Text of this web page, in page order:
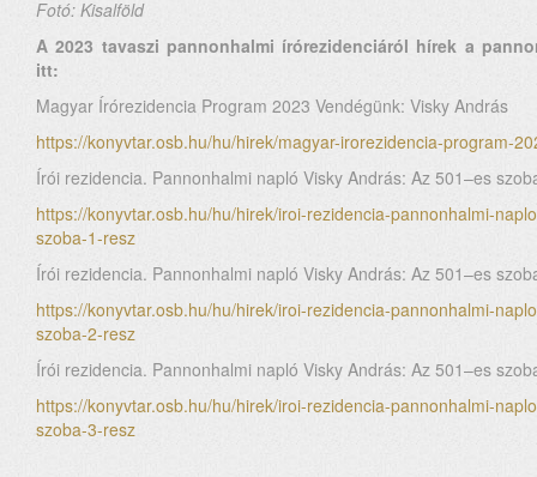
Fotó: Kisalföld
A 2023 tavaszi pannonhalmi írórezidenciáról hírek a
itt:
Magyar Írórezidencia Program 2023 Vendégünk: Visky András
https://konyvtar.osb.hu/hu/hirek/magyar-irorezidencia-program-
Írói rezidencia. Pannonhalmi napló Visky András: Az 501–es
https://konyvtar.osb.hu/hu/hirek/iroi-rezidencia-pannonhalmi-
szoba-1-resz
Írói rezidencia. Pannonhalmi napló Visky András: Az 501–es
https://konyvtar.osb.hu/hu/hirek/iroi-rezidencia-pannonhalmi-
szoba-2-resz
Írói rezidencia. Pannonhalmi napló Visky András: Az 501–es
https://konyvtar.osb.hu/hu/hirek/iroi-rezidencia-pannonhalmi-
szoba-3-resz